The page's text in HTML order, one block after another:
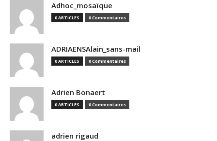
Adhoc_mosaïque
0 ARTICLES 0 Commentaires
ADRIAENSAlain_sans-mail
0 ARTICLES 0 Commentaires
Adrien Bonaert
0 ARTICLES 0 Commentaires
adrien rigaud